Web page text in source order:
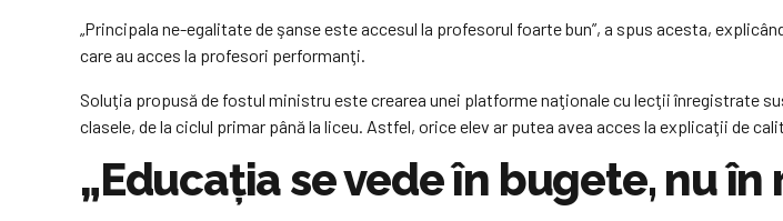
„Principala ne-egalitate de şanse este accesul la profesorul foarte bun”, a spus acesta,
care au acces la profesori performanţi.
Soluţia propusă de fostul ministru este crearea unei platforme naţionale cu lecţii înregistrate
clasele, de la ciclul primar până la liceu. Astfel, orice elev ar putea avea acces la explicaţii de
„Educaţia se vede în bugete, nu în